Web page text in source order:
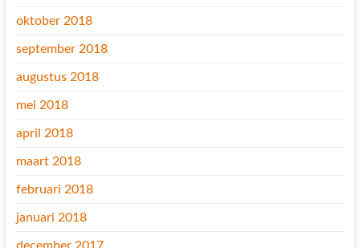
oktober 2018
september 2018
augustus 2018
mei 2018
april 2018
maart 2018
februari 2018
januari 2018